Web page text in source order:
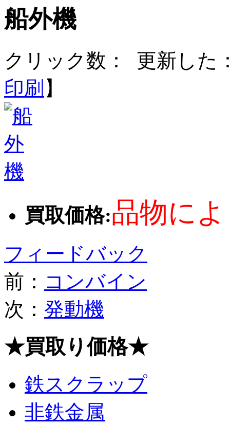
船外機
クリック数：
更新した
印刷 】
買取価格:品物に
フィードバック
前： コンバイン
次： 発動機
★買取り価格★
鉄スクラップ
非鉄金属